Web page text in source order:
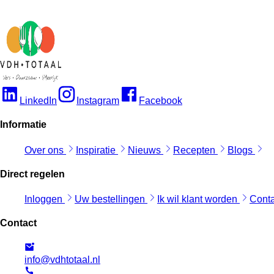
LinkedIn Instagram Facebook
Informatie
Over ons Inspiratie Nieuws Recepten Blogs
Direct regelen
Inloggen Uw bestellingen Ik wil klant worden
Contact
info@vdhtotaal.nl